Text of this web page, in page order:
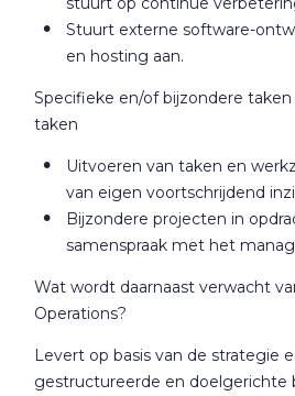
Stuurt externe software-
en hosting aan.
Specifieke en/of bijzondere
taken
Uitvoeren van taken en
van eigen voortschrijdend
Bijzondere projecten in
samenspraak met het
Wat wordt daarnaast verwacht
Operations?
Levert op basis van de strategie
gestructureerde en doelgerichte